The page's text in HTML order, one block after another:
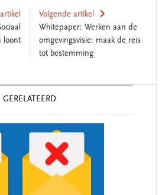
loont
Volgende artikel
Whitepaper: Werken aan de
omgevingsvisie: maak de reis
tot bestemming
GERELATEERD